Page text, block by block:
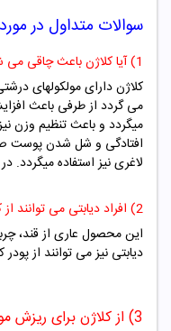
سوالات متداول در
1) آیا کلاژن باعث چاقی می شود؟
کلاژن دارای مولکولهای
می گردد از طرفی باعث
میگردد و باعث تنظیم وزن
افتادگی و شل شدن پوست
لاغری نیز استفاده
2) افراد دیابتی می توانند از کلاژِینو استفاده کنند؟
این محصول عاری از قند،
دیابتی نیز می توانند از پودر
3) از کلاژن برای ریزش مو هم می توان استفاده کرد؟